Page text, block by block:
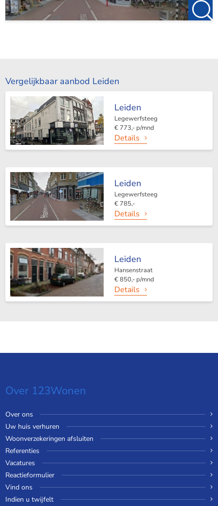
Vergelijkbaar aanbod Leiden
Leiden
Legewerfsteeg
€ 773,- p/mnd
Details
Leiden
Legewerfsteeg
€ 785,-
Details
Leiden
Hansenstraat
€ 850,- p/mnd
Details
Over 123Wonen
Over ons
Uw huis verhuren
Woonverzekeringen afsluiten
Referenties
Vacatures
Reactieformulier
Vind ons
Indien u twijfelt